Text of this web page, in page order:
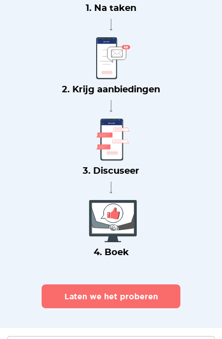
1. Na taken
2. Krijg aanbiedingen
3. Discuseer
4. Boek
Laten we het proberen